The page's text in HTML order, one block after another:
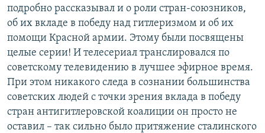
подробно рассказывал и о роли стран-союзников,
об их вкладе в победу над гитлеризмом и об их
помощи Красной армии. Этому были посвящены
целые серии! И телесериал транслировался по
советскому телевидению в лучшее эфирное время.
При этом никакого следа в сознании большинства
советских людей с точки зрения вклада в победу
стран антигитлеровской коалиции он просто не
оставил – так сильно было притяжение сталинского